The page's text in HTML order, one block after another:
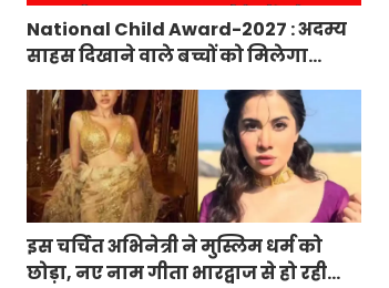
National Child Award-2027 : अदम्य
साहस दिखाने वाले बच्चों को मिलेगा
ऐसे करें आवेदन
इस चर्चित अभिनेत्री ने मुस्लिम धर्म को
छोड़ा, नए नाम गीता भारद्वाज से हो रही